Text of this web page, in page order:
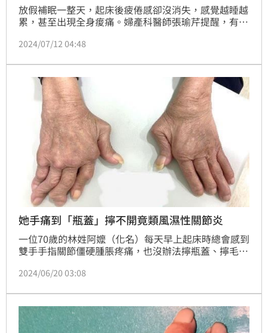
放假補眠一整天，起床後疲倦感卻沒消失，感覺越睡越
累，甚至出現全身痠痛。婦產科醫師張瑜芹提醒，有這
狀，但有徵兆可以提示我們要留意，否則當心糖尿病、
2024/07/12 04:48
她手痛到「瓶蓋」擰不開竟類風濕性關節炎
一位70歲的林姓阿嬤（化名）每天早上起床時總會感到
雙手手指關節僵硬腫脹疼痛，也沒辦法擰瓶蓋、擰毛
緩解，但症狀仍反覆持續一年多，就醫才發現罹患類風
採生物製劑治療後，疼痛感大幅緩解，找回生活品質。
（記者：簡浩正）
2024/06/20 03:08